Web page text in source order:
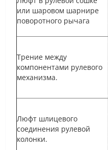
или шаровом шарнире
поворотного рычага
Трение между
компонентами рулевого
механизма.
Люфт шлицевого
соединения рулевой
колонки.